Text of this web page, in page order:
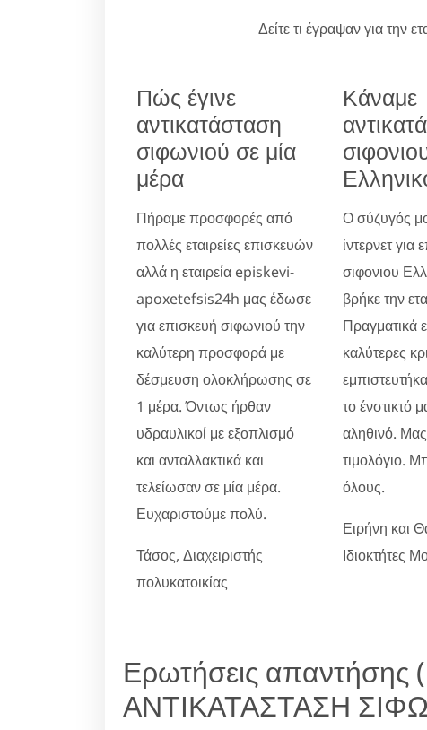
Δείτε τι έγραψαν για την
Πώς έγινε
αντικατάσταση
σιφωνιού σε μία
μέρα
Πήραμε προσφορές από
πολλές εταιρείες επισκευών
αλλά η εταιρεία episkevi-
apoxetefsis24h μας έδωσε
για επισκευή σιφωνιού την
καλύτερη προσφορά με
δέσμευση ολοκλήρωσης σε
1 μέρα. Όντως ήρθαν
υδραυλικοί με εξοπλισμό
και ανταλλακτικά και
τελείωσαν σε μία μέρα.
Ευχαριστούμε πολύ.
Τάσος, Διαχειριστής
πολυκατοικίας
Κάναμε
Ο σύζυγός
ίντερνετ για
σιφονιου
βρήκε την
Πραγματικά
καλύτερες
το ένστικτό
αληθινό.
τιμολόγιο.
όλους.
Ειρήνη και
Ιδιοκτήτες
Ερωτήσεις απαντήσης
ΑΝΤΙΚΑΤΑΣΤΑΣΗ